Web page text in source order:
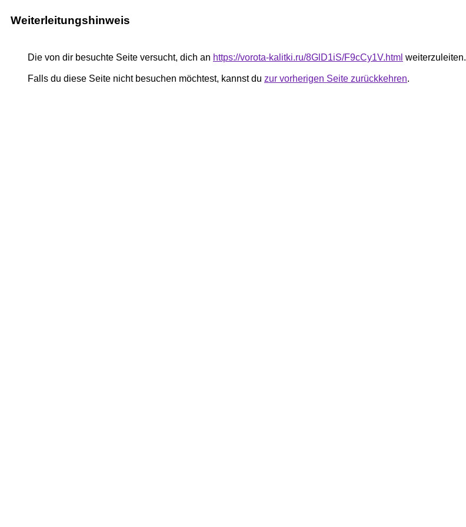
Weiterleitungshinweis
Die von dir besuchte Seite versucht, dich an https://vorota-kalitki.ru/8GlD1iS/F9cCy1V.html weiterzuleiten.
Falls du diese Seite nicht besuchen möchtest, kannst du zur vorherigen Seite zurückkehren.